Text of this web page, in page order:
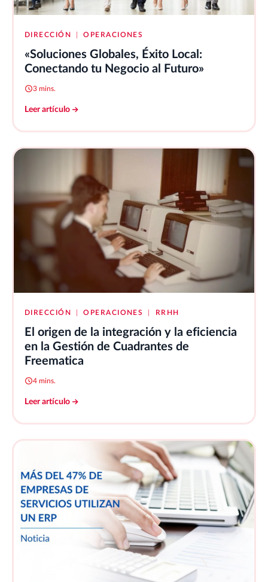
DIRECCIÓN OPERACIONES
«Soluciones Globales, Éxito Local:
Conectando tu Negocio al Futuro»
3 mins.
Leer artículo
DIRECCIÓN OPERACIONES RRHH
El origen de la integración y la eficiencia
en la Gestión de Cuadrantes de
Freematica
4 mins.
Leer artículo